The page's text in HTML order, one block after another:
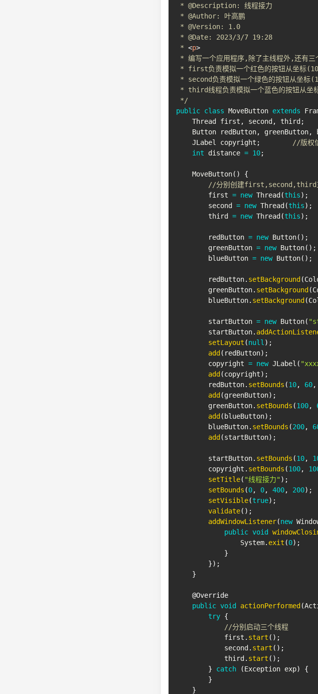
* @Description: 线程接力
* @Author: 叶高鹏
* @Version: 1.0
* @Date: 2023/3/7 19:28
* <p>
* 编写一个应用程序,除了主线程外,还
* first负责模拟一个红色的按钮从坐标
* second负责模拟一个绿色的按钮从坐
* third线程负责模拟一个蓝色的按钮从
*/
public class MoveButton extends
Thread
first , second , third ;
Button redButton, greenButton,
JLabel copyright ;
//版权
int distance = 10;
MoveButton( )
{
//分别创建first,second,third三
        first
= new Thread (this) ;
        second
= new Thread (this) ;
        third
= new Thread (this) ;
        redButton
= new Button( ) ;
        greenButton
= new Button( ) ;
        blueButton
= new Button( ) ;
        redButton
. setBackground (
        greenButton
. setBackground (
        blueButton
. setBackground (
        startButton
= new Button(
        startButton
.
setLayout (null) ;
add ( redButton) ;
        copyright
= new JLabel (
add (copyright) ;
        redButton
. setBounds (10, 60,
add (greenButton) ;
        greenButton
. setBounds (100,
add ( blueButton) ;
        blueButton
. setBounds (200,
add (startButton) ;
        startButton
. setBounds (10,
        copyright
. setBounds (100,
setTitle( "线程接力" ) ;
setBounds (0, 0, 400, 200) ;
setVisible(true) ;
validate( ) ;
addWindowListener(new
public void
System. exit (0) ;
}
}) ;
}
@Override
public void actionPerformed (
try {
//分别启动三个线程
            first
. start ( ) ;
            second
. start ( ) ;
            third
. start ( ) ;
}
catch (Exception exp)
{
}
}